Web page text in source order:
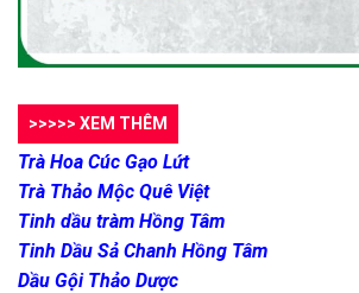
>>>>> XEM THÊM
Trà Hoa Cúc Gạo Lứt
Trà Thảo Mộc Quê Việt
Tinh dầu tràm Hồng Tâm
Tinh Dầu Sả Chanh Hồng Tâm
Dầu Gội Thảo Dược